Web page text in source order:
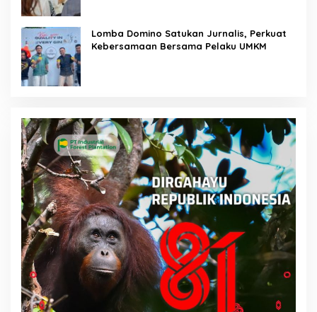
Lomba Domino Satukan Jurnalis, Perkuat
Kebersamaan Bersama Pelaku UMKM